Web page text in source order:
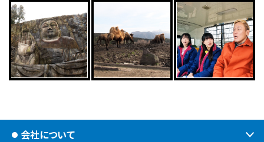
会社について